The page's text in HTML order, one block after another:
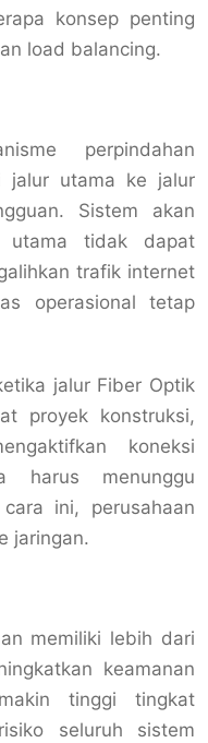
konsep penting
load balancing.
perpindahan
jalur utama ke jalur
Sistem akan
utama tidak dapat
trafik internet
operasional tetap
jalur Fiber Optik
proyek konstruksi,
koneksi
harus menunggu
ini, perusahaan
jaringan.
memiliki lebih dari
keamanan
tinggi tingkat
seluruh sistem